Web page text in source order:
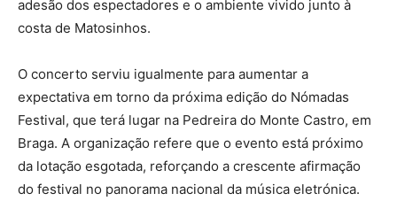
adesão dos espectadores e o ambiente vivido junto à
costa de Matosinhos.
O concerto serviu igualmente para aumentar a
expectativa em torno da próxima edição do Nómadas
Festival, que terá lugar na Pedreira do Monte Castro, em
Braga. A organização refere que o evento está próximo
da lotação esgotada, reforçando a crescente afirmação
do festival no panorama nacional da música eletrónica.